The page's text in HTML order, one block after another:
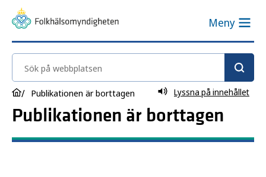
Meny
Sök på webbplatsen
Publikationen är borttagen Lyssna på innehållet
Publikationen är borttagen